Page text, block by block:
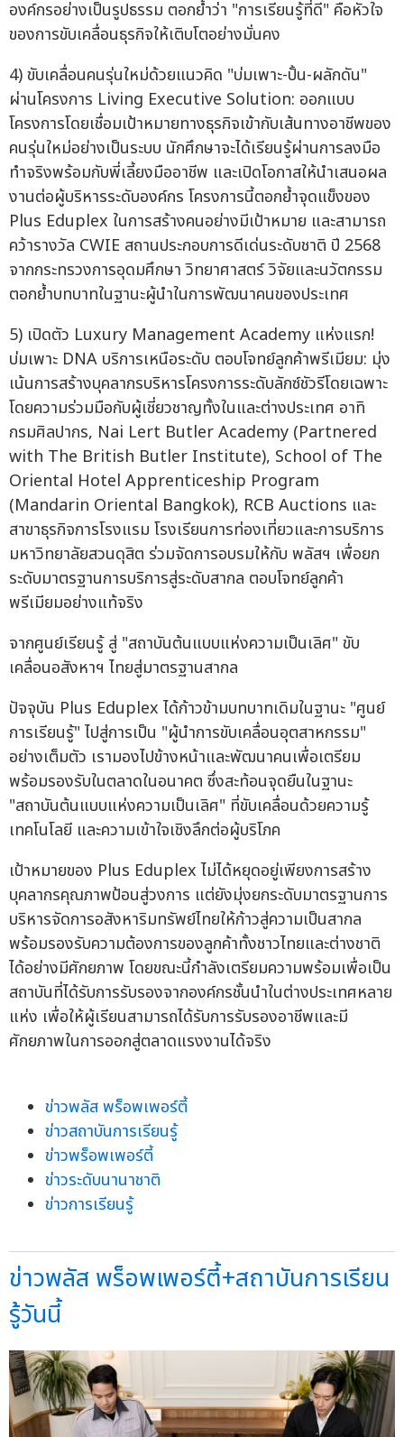
องค์กรอย่างเป็นรูปธรรม ตอกย้ำว่า "การเรียนรู้ที่ดี" คือหัวใจ
ของการขับเคลื่อนธุรกิจให้เติบโตอย่างมั่นคง
4) ขับเคลื่อนคนรุ่นใหม่ด้วยแนวคิด "บ่มเพาะ-ปั้น-ผลักดัน"
ผ่านโครงการ Living Executive Solution: ออกแบบ
โครงการโดยเชื่อมเป้าหมายทางธุรกิจเข้ากับเส้นทางอาชีพของ
คนรุ่นใหม่อย่างเป็นระบบ นักศึกษาจะได้เรียนรู้ผ่านการลงมือ
ทำจริงพร้อมกับพี่เลี้ยงมืออาชีพ และเปิดโอกาสให้นำเสนอผล
งานต่อผู้บริหารระดับองค์กร โครงการนี้ตอกย้ำจุดแข็งของ
Plus Eduplex ในการสร้างคนอย่างมีเป้าหมาย และสามารถ
คว้ารางวัล CWIE สถานประกอบการดีเด่นระดับชาติ ปี 2568
จากกระทรวงการอุดมศึกษา วิทยาศาสตร์ วิจัยและนวัตกรรม
ตอกย้ำบทบาทในฐานะผู้นำในการพัฒนาคนของประเทศ
5) เปิดตัว Luxury Management Academy แห่งแรก!
บ่มเพาะ DNA บริการเหนือระดับ ตอบโจทย์ลูกค้าพรีเมียม: มุ่ง
เน้นการสร้างบุคลากรบริหารโครงการระดับลักซ์ชัวรีโดยเฉพาะ
โดยความร่วมมือกับผู้เชี่ยวชาญทั้งในและต่างประเทศ อาทิ
กรมศิลปากร, Nai Lert Butler Academy (Partnered
with The British Butler Institute), School of The
Oriental Hotel Apprenticeship Program
(Mandarin Oriental Bangkok), RCB Auctions และ
สาขาธุรกิจการโรงแรม โรงเรียนการท่องเที่ยวและการบริการ
มหาวิทยาลัยสวนดุสิต ร่วมจัดการอบรมให้กับ พลัสฯ เพื่อยก
ระดับมาตรฐานการบริการสู่ระดับสากล ตอบโจทย์ลูกค้า
พรีเมียมอย่างแท้จริง
จากศูนย์เรียนรู้ สู่ "สถาบันต้นแบบแห่งความเป็นเลิศ" ขับ
เคลื่อนอสังหาฯ ไทยสู่มาตรฐานสากล
ปัจจุบัน Plus Eduplex ได้ก้าวข้ามบทบาทเดิมในฐานะ "ศูนย์
การเรียนรู้" ไปสู่การเป็น "ผู้นำการขับเคลื่อนอุตสาหกรรม"
อย่างเต็มตัว เรามองไปข้างหน้าและพัฒนาคนเพื่อเตรียม
พร้อมรองรับในตลาดในอนาคต ซึ่งสะท้อนจุดยืนในฐานะ
"สถาบันต้นแบบแห่งความเป็นเลิศ" ที่ขับเคลื่อนด้วยความรู้
เทคโนโลยี และความเข้าใจเชิงลึกต่อผู้บริโภค
เป้าหมายของ Plus Eduplex ไม่ได้หยุดอยู่เพียงการสร้าง
บุคลากรคุณภาพป้อนสู่วงการ แต่ยังมุ่งยกระดับมาตรฐานการ
บริหารจัดการอสังหาริมทรัพย์ไทยให้ก้าวสู่ความเป็นสากล
พร้อมรองรับความต้องการของลูกค้าทั้งชาวไทยและต่างชาติ
ได้อย่างมีศักยภาพ โดยขณะนี้กำลังเตรียมความพร้อมเพื่อเป็น
สถาบันที่ได้รับการรับรองจากองค์กรชั้นนำในต่างประเทศหลาย
แห่ง เพื่อให้ผู้เรียนสามารถได้รับการรับรองอาชีพและมี
ศักยภาพในการออกสู่ตลาดแรงงานได้จริง
ข่าวพลัส พร็อพเพอร์ตี้
ข่าวสถาบันการเรียนรู้
ข่าวพร็อพเพอร์ตี้
ข่าวระดับนานาชาติ
ข่าวการเรียนรู้
ข่าวพลัส พร็อพเพอร์ตี้+สถาบันการเรียน
รู้วันนี้